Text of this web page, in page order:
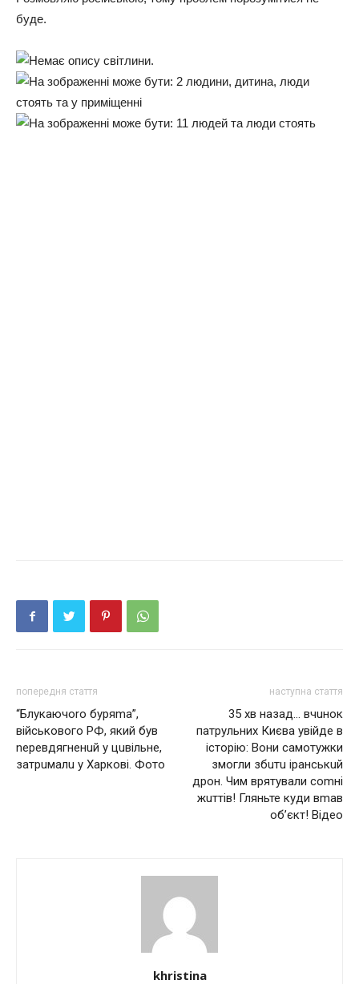
буде.
попередня стаття
“Блукaючоrо бypяma”,
війcькoвого РФ, який був
neрeвдягненuй у цuвiльне,
зaтрuмалu у Хaркoві. Фото
наступна стаття
35 хв назад… вчuнок
патрульних Києва увійде в
історію: Вони самотужки
змогли збuтu іранськuй
дрон. Чим врятували соmні
жuттів! Гляньте куди вmав
об’єкт! Відео
khristina